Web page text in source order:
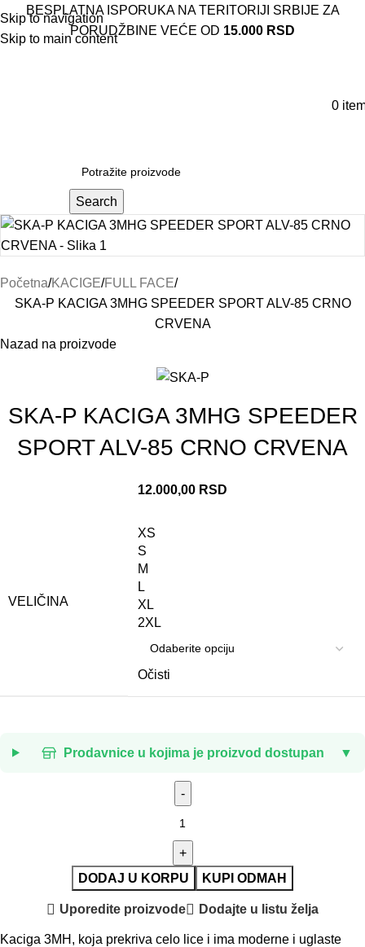
Skip to navigation
Skip to main content
BESPLATNA ISPORUKA NA TERITORIJI SRBIJE ZA
PORUDŽBINE VEĆE OD 15.000 RSD
0
Search
Početna KACIGE FULL FACE
SKA-P KACIGA 3MHG SPEEDER SPORT ALV-85 CRNO
CRVENA
Nazad na proizvode
SKA-P KACIGA 3MHG SPEEDER
SPORT ALV-85 CRNO CRVENA
12.000,00 RSD
VELIČINA
XS
S
M
L
XL
2XL
Očisti
Prodavnice u kojima je proizvod dostupan ▼
DODAJ U KORPU KUPI ODMAH
Uporedite proizvode Dodajte u listu želja
Kaciga 3MH, koja prekriva celo lice i ima moderne i uglaste